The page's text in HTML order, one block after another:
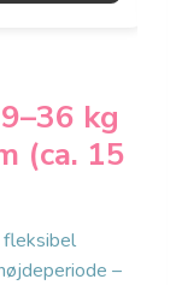
kg
(ca. 15
fleksibel
–